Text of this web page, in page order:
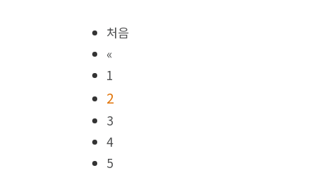
처음
«
1
2
3
4
5